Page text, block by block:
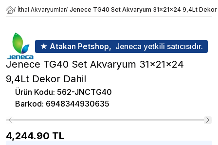
/ İthal Akvaryumlar/ Jenece TG40 Set Akvaryum 31x21x24 9,4Lt Dekor
★ Atakan Petshop, Jeneca yetkili satıcısıdır.
Jenece TG40 Set Akvaryum 31x21x24
9,4Lt Dekor Dahil
Ürün Kodu: 562-JNCTG40
Barkod: 6948344930635
4,244.90 TL